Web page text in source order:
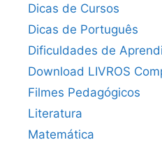
Dicas de Cursos
Dicas de Português
Dificuldades de
Download LIVROS
Filmes Pedagógicos
Literatura
Matemática